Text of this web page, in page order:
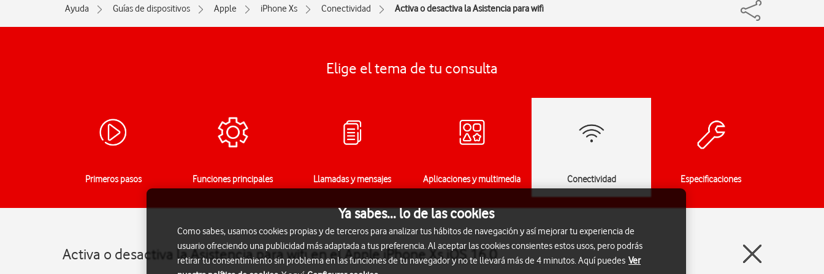
Ayuda Guías de dispositivos Apple iPhone Xs Conectividad Activa o desactiva la Asistencia para wifi
Elige el tema de tu consulta
Primeros pasos Funciones principales Llamadas y mensajes Aplicaciones y multimedia Conectividad Especificaciones
Activa o desactiva la Asistencia para wifi en el Apple iPhone Xs iOS 16.0
Ya sabes... lo de las cookies
Como sabes, usamos cookies propias y de terceros para analizar tus hábitos de navegación y así mejorar tu experiencia de
usuario ofreciendo una publicidad más adaptada a tus preferencia. Al aceptar las cookies consientes estos usos, pero podrás
retirar tu consentimiento sin problema en las funciones de tu navegador y no te llevará más de 4 minutos. Aquí puedes Ver